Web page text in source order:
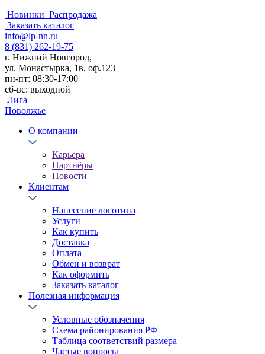
Новинки Распродажа
Заказать каталог
info@lp-nn.ru
8 (831) 262-19-75
г. Нижний Новгород,
ул. Монастырка, 1в, оф.123
пн-пт: 08:30-17:00
сб-вс: выходной
Лига
Поволжье
О компании
Карьера
Партнёры
Новости
Клиентам
Нанесение логотипа
Услуги
Как купить
Доставка
Оплата
Обмен и возврат
Как оформить
Заказать каталог
Полезная информация
Условные обозначения
Схема районирования РФ
Таблица соответствий размера
Частые вопросы